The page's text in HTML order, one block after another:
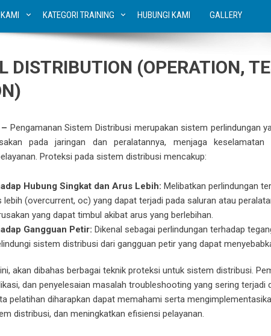
KATEGORI TRAINING HUBUNGI KAMI GALLERY
DISTRIBUTION (OPERATION,
Pengamanan Sistem Distribusi merupakan sistem perlindungan
pada jaringan dan peralatannya, menjaga
Proteksi pada sistem distribusi mencakup:
Hubung Singkat dan Arus Lebih: Melibatkan perlindungan
(overcurrent, oc) yang dapat terjadi pada saluran atau
yang dapat timbul akibat arus yang berlebihan.
Gangguan Petir: Dikenal sebagai perlindungan terhadap
sistem distribusi dari gangguan petir yang dapat
akan dibahas berbagai teknik proteksi untuk sistem distribusi.
dan penyelesaian masalah troubleshooting yang sering terjadi
pelatihan diharapkan dapat memahami serta
distribusi, dan meningkatkan efisiensi pelayanan.